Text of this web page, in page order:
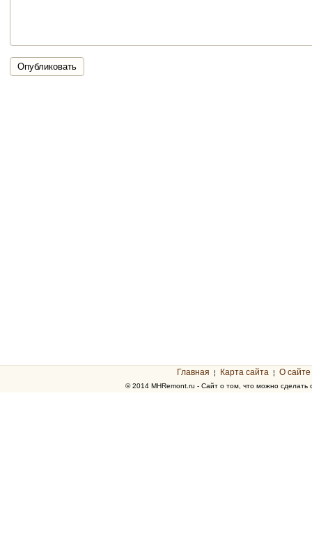
Опубликовать
Главная ¦ Карта сайта ¦ О сайте
© 2014 MHRemont.ru - Сайт о том, что можно сделать